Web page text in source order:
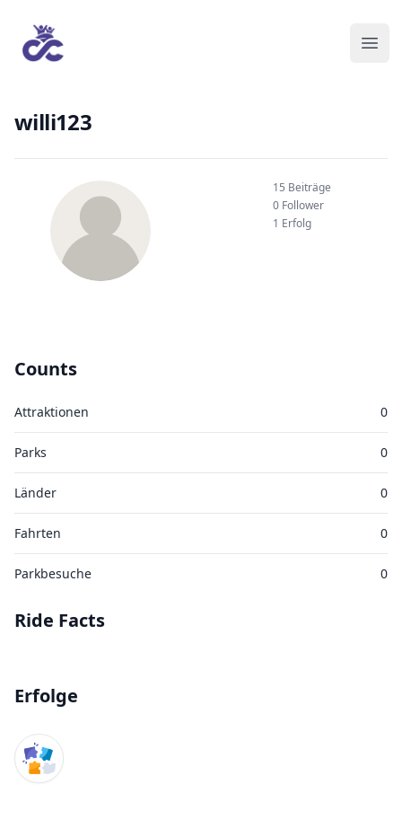
willi123
15 Beiträge
0 Follower
1 Erfolg
Counts
Attraktionen 0
Parks 0
Länder 0
Fahrten 0
Parkbesuche 0
Ride Facts
Erfolge